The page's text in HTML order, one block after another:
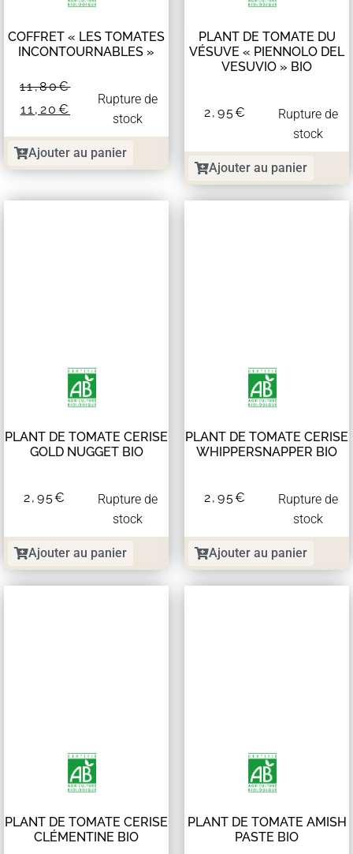
COFFRET « LES TOMATES
INCONTOURNABLES »
11,80€
11,20 €
Rupture de
stock
Ajouter au panier
PLANT DE TOMATE DU
VÉSUVE « PIENNOLO DEL
VESUVIO » BIO
2,95€
Rupture de
stock
Ajouter au panier
PLANT DE TOMATE CERISE
GOLD NUGGET BIO
2,95€
Rupture de
stock
Ajouter au panier
PLANT DE TOMATE CERISE
WHIPPERSNAPPER BIO
2,95€
Rupture de
stock
Ajouter au panier
PLANT DE TOMATE CERISE
CLÉMENTINE BIO
PLANT DE TOMATE AMISH
PASTE BIO